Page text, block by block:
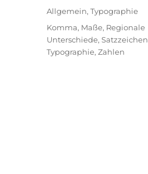
am
Kategorien
Allgemein,Typographie
Schlagwörter
Komma, Maße, Regionale
Unterschiede,Satzzeichen
Typographie,Zahlen